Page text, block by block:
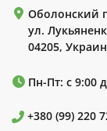
Оболонский
ул.
04205,
Пн-Пт: с 9:00
+380 (99) 220